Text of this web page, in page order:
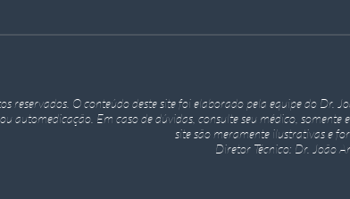
reservados. O conteúdo deste site foi elaborado pela equipe do
automedicação. Em caso de dúvidas, consulte seu médico,
site são meramente ilustrativas e
Diretor Técnico: Dr. João